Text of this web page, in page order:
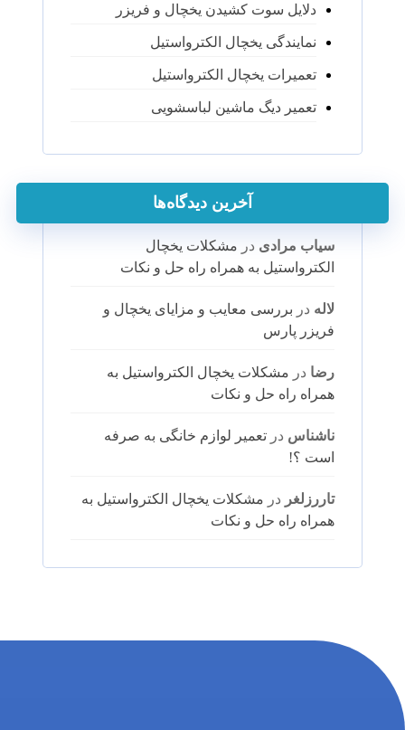
دلایل سوت کشیدن یخچال و فریزر
نمایندگی یخچال الکترواستیل
تعمیرات یخچال الکترواستیل
تعمیر دیگ ماشین لباسشویی
آخرین دیدگاه‌ها
سیاب مرادی در مشکلات یخچال
الکترواستیل به همراه راه حل و نکات
لاله در بررسی معایب و مزایای یخچال و
فریزر پارس
رضا در مشکلات یخچال الکترواستیل به
همراه راه حل و نکات
ناشناس درتعمیر لوازم خانگی به صرفه
است ؟!
تاررزلغر در مشکلات یخچال الکترواستیل به
همراه راه حل و نکات